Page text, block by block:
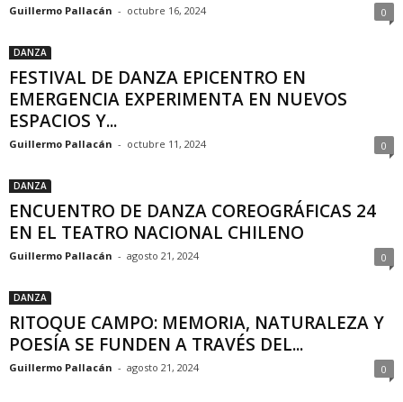
Guillermo Pallacán - octubre 16, 2024 0
DANZA
FESTIVAL DE DANZA EPICENTRO EN
EMERGENCIA EXPERIMENTA EN NUEVOS
ESPACIOS Y...
Guillermo Pallacán - octubre 11, 2024 0
DANZA
ENCUENTRO DE DANZA COREOGRÁFICAS 24
EN EL TEATRO NACIONAL CHILENO
Guillermo Pallacán - agosto 21, 2024 0
DANZA
RITOQUE CAMPO: MEMORIA, NATURALEZA Y
POESÍA SE FUNDEN A TRAVÉS DEL...
Guillermo Pallacán - agosto 21, 2024 0